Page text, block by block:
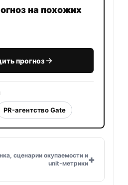
на похожих
прогноз
PR-агентство Gate
сценарии окупаемости и
unit-метрики